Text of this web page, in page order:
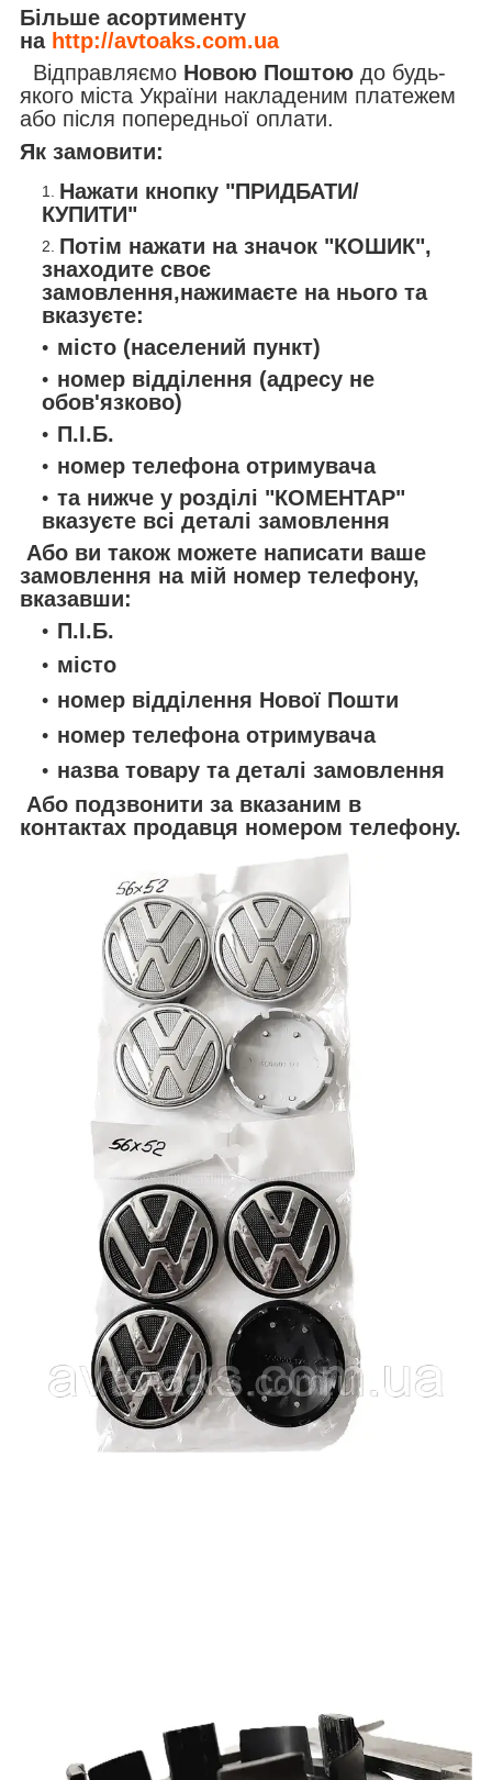
Більше асортименту
на http://avtoaks.com.ua
Відправляємо Новою Поштою до будь-
якого міста України накладеним платежем
або після попередньої оплати.
Як замовити:
Нажати кнопку "ПРИДБАТИ/
КУПИТИ"
Потім нажати на значок "КОШИК",
знаходите своє
замовлення,нажимаєте на нього та
вказуєте:
місто (населений пункт)
номер відділення (адресу не
обов'язково)
П.І.Б.
номер телефона отримувача
та нижче у розділі "КОМЕНТАР"
вказуєте всі деталі замовлення
Або ви також можете написати ваше
замовлення на мій номер телефону,
вказавши:
П.І.Б.
місто
номер відділення Нової Пошти
номер телефона отримувача
назва товару та деталі замовлення
Або подзвонити за вказаним в
контактах продавця номером телефону.